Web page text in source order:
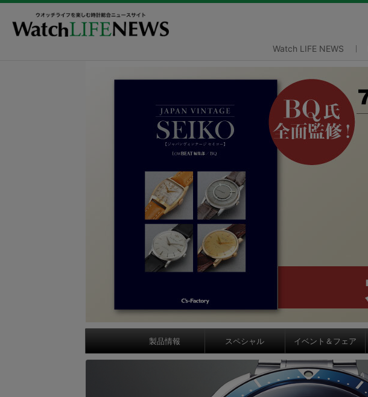
Watch LIFE NEWS
製品情報 スペシャル イベント＆フェア